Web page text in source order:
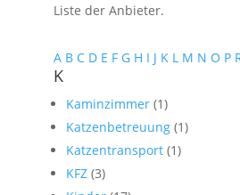
Liste der Anbieter.
A B C D E F G H I J K L M N O P
K
Kaminzimmer (1)
Katzenbetreuung (1)
Katzentransport (1)
KFZ (3)